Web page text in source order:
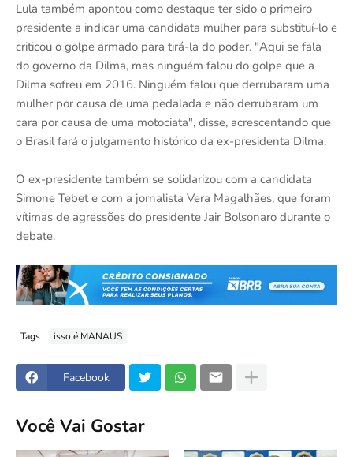
Lula também apontou como destaque ter sido o primeiro
presidente a indicar uma candidata mulher para substituí-lo e
criticou o golpe armado para tirá-la do poder. "Aqui se fala
do governo da Dilma, mas ninguém falou do golpe que a
Dilma sofreu em 2016. Ninguém falou que derrubaram uma
mulher por causa de uma pedalada e não derrubaram um
cara por causa de uma motociata", disse, acrescentando que
o Brasil fará o julgamento histórico da ex-presidenta Dilma.
O ex-presidente também se solidarizou com a candidata
Simone Tebet e com a jornalista Vera Magalhães, que foram
vítimas de agressões do presidente Jair Bolsonaro durante o
debate.
Tags isso é MANAUS
Facebook
Você Vai Gostar